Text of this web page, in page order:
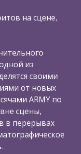
на сцене,
из
своими
от новых
ARMY по
сцены,
в перерывах